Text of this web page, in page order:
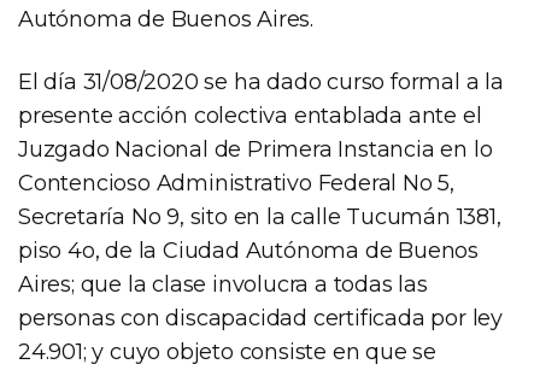
Autónoma de Buenos Aires.
El día 31/08/2020 se ha dado curso formal a la
presente acción colectiva entablada ante el
Juzgado Nacional de Primera Instancia en lo
Contencioso Administrativo Federal No 5,
Secretaría No 9, sito en la calle Tucumán 1381,
piso 4o, de la Ciudad Autónoma de Buenos
Aires; que la clase involucra a todas las
personas con discapacidad certificada por ley
24.901; y cuyo objeto consiste en que se